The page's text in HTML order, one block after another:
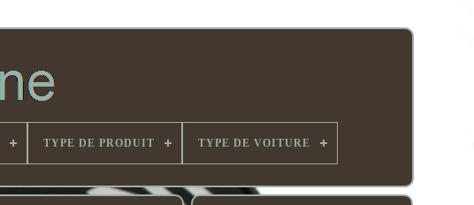
TYPE DE PRODUIT TYPE DE VOITURE